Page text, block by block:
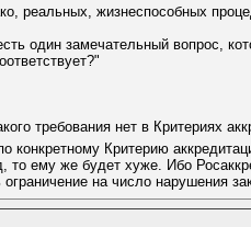
реальных, жизнеспособных
один замечательный вопрос,
требования нет в Критериях
конкретному Критерию
ему же будет хуже. Ибо
на число нарушения